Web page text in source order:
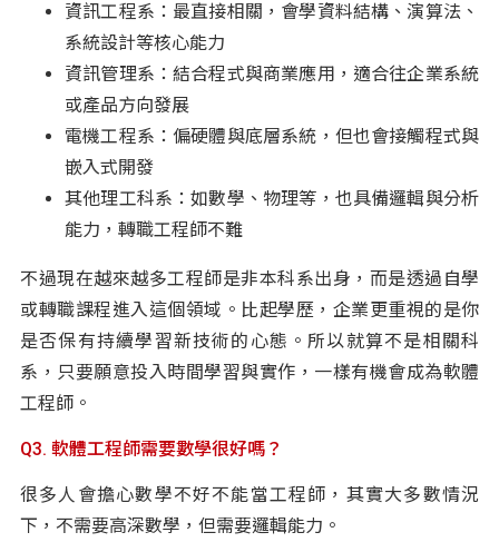
資訊工程系：最直接相關，會學資料結構、演算法、
系統設計等核心能力
資訊管理系：結合程式與商業應用，適合往企業系統
或產品方向發展
電機工程系：偏硬體與底層系統，但也會接觸程式與
嵌入式開發
其他理工科系：如數學、物理等，也具備邏輯與分析
能力，轉職工程師不難
不過現在越來越多工程師是非本科系出身，而是透過自學
或轉職課程進入這個領域。比起學歷，企業更重視的是你
是否保有持續學習新技術的心態。所以就算不是相關科
系，只要願意投入時間學習與實作，一樣有機會成為軟體
工程師。
Q3. 軟體工程師需要數學很好嗎？
很多人會擔心數學不好不能當工程師，其實大多數情況
下，不需要高深數學，但需要邏輯能力。